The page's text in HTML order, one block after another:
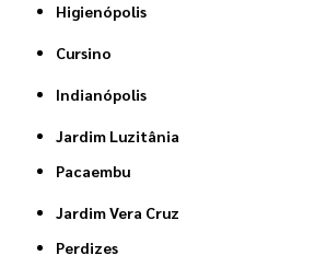
Higienópolis
Cursino
Indianópolis
Jardim Luzitânia
Pacaembu
Jardim Vera Cruz
Perdizes